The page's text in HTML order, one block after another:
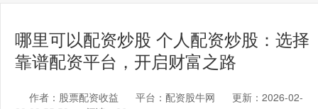
哪里可以配资炒股 个人配资炒股：选择
靠谱配资平台，开启财富之路
作者：股票配资收益 平台：配资股牛网
更新：2026-02-